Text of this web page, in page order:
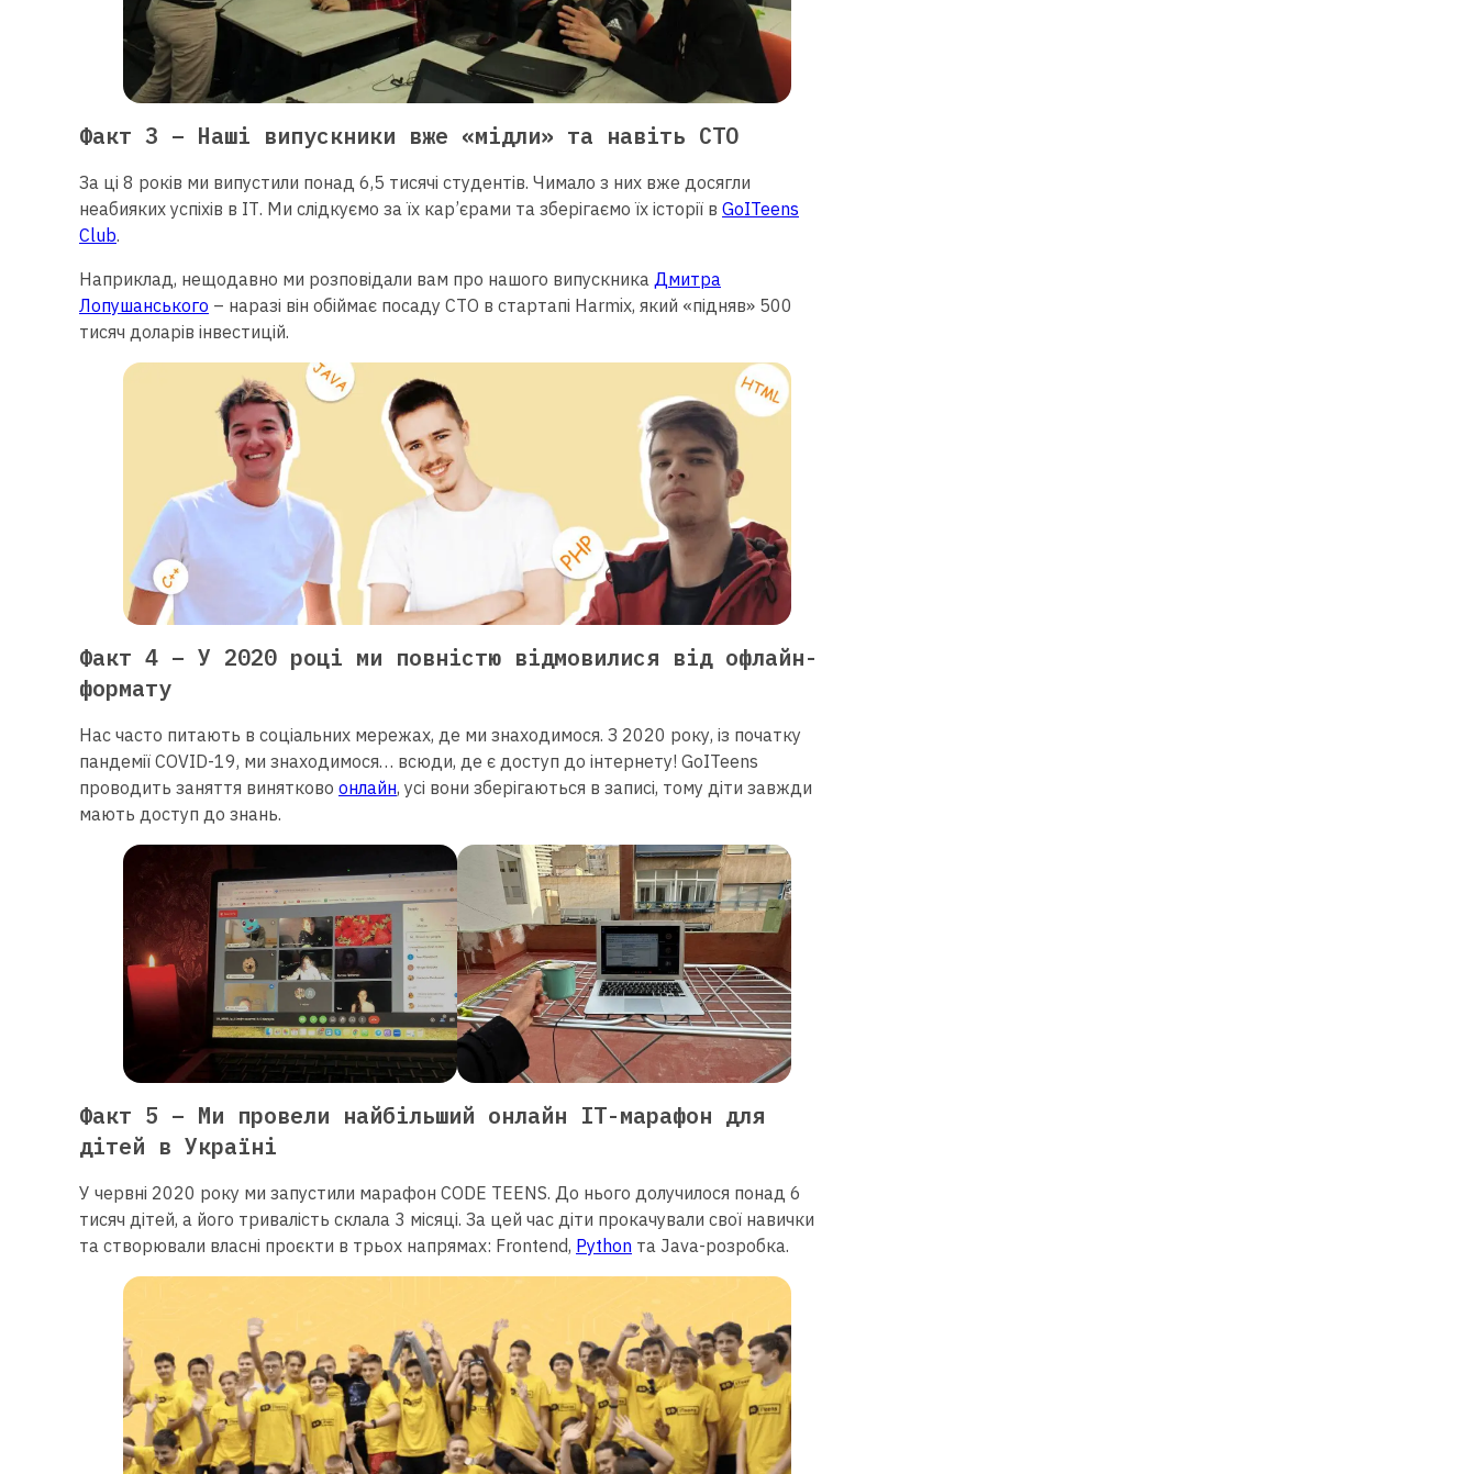
Факт 3 – Наші випускники вже «мідли» та навіть СТО
За ці 8 років ми випустили понад 6,5 тисячі студентів. Чимало з них вже досягли
неабияких успіхів в ІТ. Ми слідкуємо за їх кар’єрами та зберігаємо їх історії в GoITeens
Club.
Наприклад, нещодавно ми розповідали вам про нашого випускника Дмитра
Лопушанського – наразі він обіймає посаду СТО в стартапі Harmix, який «підняв» 500
тисяч доларів інвестицій.
Факт 4 – У 2020 році ми повністю відмовилися від офлайн-
формату
Нас часто питають в соціальних мережах, де ми знаходимося. З 2020 року, із початку
пандемії COVID-19, ми знаходимося… всюди, де є доступ до інтернету! GoITeens
проводить заняття винятково онлайн, усі вони зберігаються в записі, тому діти завжди
мають доступ до знань.
Факт 5 – Ми провели найбільший онлайн ІТ-марафон для
дітей в Україні
У червні 2020 року ми запустили марафон CODE TEENS. До нього долучилося понад 6
тисяч дітей, а його тривалість склала 3 місяці. За цей час діти прокачували свої навички
та створювали власні проєкти в трьох напрямах: Frontend, Python та Java-розробка.